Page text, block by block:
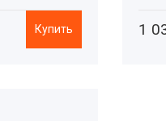
Купить 1